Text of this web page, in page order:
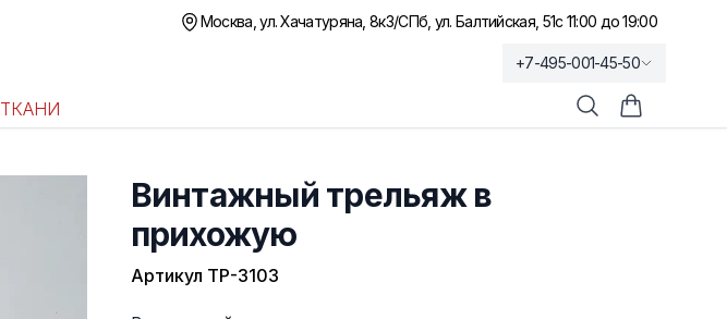
Москва, ул. Хачатуряна, 8к3/СПб, ул. Балтийская, 51с 11:00 до 19:00
ТКАНИ
+7-495-001-45-50
ПоискКорзина
Винтажный трельяж в
прихожую
Артикул ТР-3103